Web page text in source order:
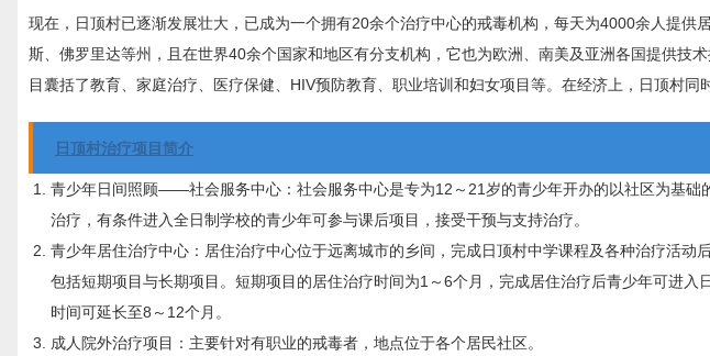
现在，日顶村已逐渐发展壮大，已成为一个拥有20余个治疗中心的戒毒机构，每天为4000余人提供
斯、佛罗里达等州，且在世界40余个国家和地区有分支机构，它也为欧洲、南美及亚洲各国提供技
目囊括了教育、家庭治疗、医疗保健、HIV预防教育、职业培训和妇女项目等。在经济上，日顶村同
日顶村治疗项目简介
青少年日间照顾——社会服务中心：社会服务中心是专为12～21岁的青少年开办的以社区为基础
治疗，有条件进入全日制学校的青少年可参与课后项目，接受干预与支持治疗。
青少年居住治疗中心：居住治疗中心位于远离城市的乡间，完成日顶村中学课程及各种治疗活动
包括短期项目与长期项目。短期项目的居住治疗时间为1～6个月，完成居住治疗后青少年可进
时间可延长至8～12个月。
成人院外治疗项目：主要针对有职业的戒毒者，地点位于各个居民社区。